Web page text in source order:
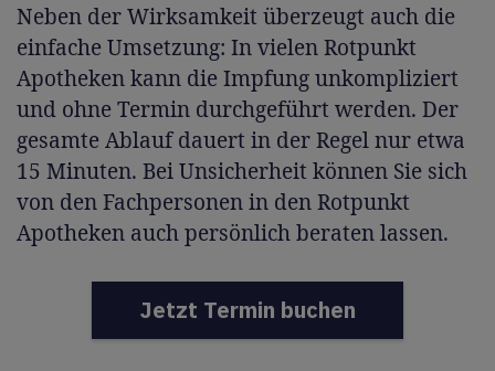
Neben der Wirksamkeit überzeugt auch die
einfache Umsetzung: In vielen Rotpunkt
Apotheken kann die Impfung unkompliziert
und ohne Termin durchgeführt werden. Der
gesamte Ablauf dauert in der Regel nur etwa
15 Minuten. Bei Unsicherheit können Sie sich
von den Fachpersonen in den Rotpunkt
Apotheken auch persönlich beraten lassen.
Jetzt Termin buchen